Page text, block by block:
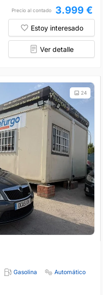
Precio al contado 3.999 €
Estoy interesado
Ver detalle
24
Gasolina
Automático